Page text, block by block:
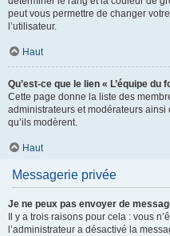
peut vous permettre de changer
l’utilisateur.
Haut
Qu’est-ce que le lien « L’équipe du
Cette page donne la liste des
administrateurs et modérateurs ainsi
qu’ils modèrent.
Haut
Messagerie privée
Je ne peux pas envoyer de
Il y a trois raisons pour cela : vous
l’administrateur a désactivé la